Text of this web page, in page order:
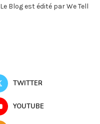
Blog est édité par We Tell
TWITTER
YOUTUBE